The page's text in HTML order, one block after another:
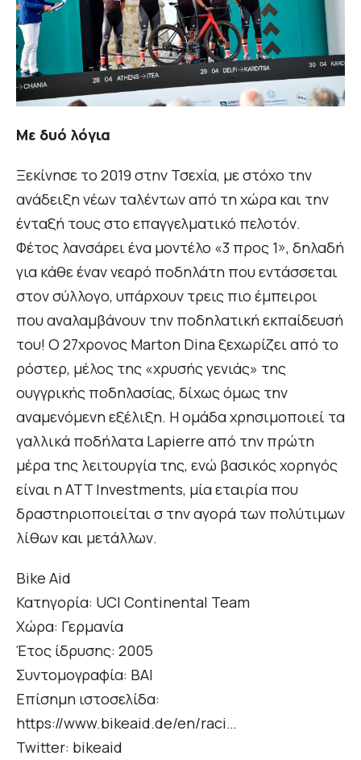
Με δυό λόγια
Ξεκίνησε το 2019 στην Τσεχία, με στόχο την
ανάδειξη νέων ταλέντων από τη χώρα και την
ένταξή τους στο επαγγελματικό πελοτόν.
Φέτος λανσάρει ένα μοντέλο «3 προς 1», δηλαδή
για κάθε έναν νεαρό ποδηλάτη που εντάσσεται
στον σύλλογο, υπάρχουν τρεις πιο έμπειροι
που αναλαμβάνουν την ποδηλατική εκπαίδευσή
του! Ο 27χρονος Marton Dina ξεχωρίζει από το
ρόστερ, μέλος της «χρυσής γενιάς» της
ουγγρικής ποδηλασίας, δίχως όμως την
αναμενόμενη εξέλιξη. Η ομάδα χρησιμοποιεί τα
γαλλικά ποδήλατα Lapierre από την πρώτη
μέρα της λειτουργία της, ενώ βασικός χορηγός
είναι η ATT Investments, μία εταιρία που
δραστηριοποιείται σ την αγορά των πολύτιμων
λίθων και μετάλλων.
Bike Aid
Κατηγορία: UCI Continental Team
Χώρα: Γερμανία
Έτος ίδρυσης: 2005
Συντομογραφία: BAI
Επίσημη ιστοσελίδα:
https://www.bikeaid.de/en/raci…
Twitter: bikeaid